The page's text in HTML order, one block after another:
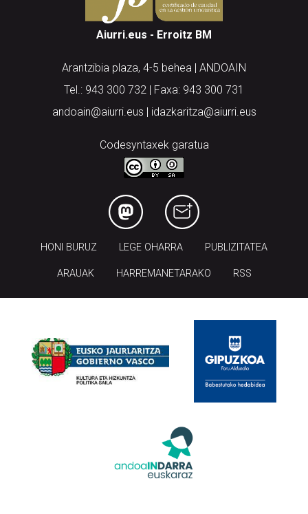
Aiurri.eus - Erroitz BM
Arantzibia plaza, 4-5 behea | ANDOAIN
Tel.: 943 300 732 | Faxa: 943 300 731
andoain@aiurri.eus | idazkaritza@aiurri.eus
Codesyntaxek garatua
HONI BURUZ LEGE OHARRA PUBLIZITATEA
ARAUAK HARREMANETARAKO RSS